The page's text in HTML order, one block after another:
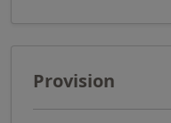
Provision